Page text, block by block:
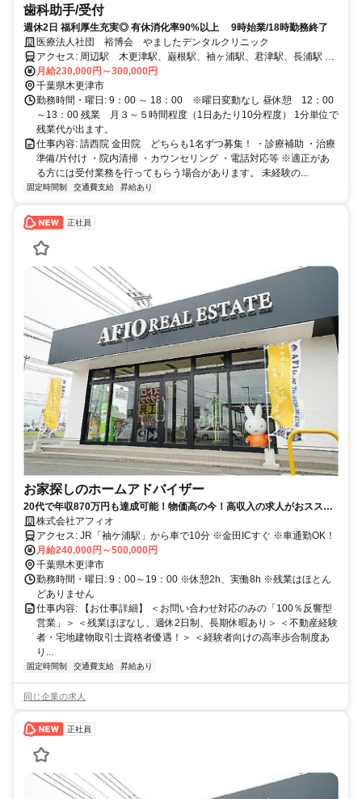
歯科助手/受付
週休2日 福利厚生充実◎ 有休消化率90%以上 9時始業/18時勤務終了
医療法人社団 裕博会 やましたデンタルクリニック
アクセス: 周辺駅 木更津駅、巌根駅、袖ヶ浦駅、君津駅、長浦駅 駅
から距離があるのでマイカー通勤（or 徒歩 or 自転車）の方がほとん
どです。
月給230,000円～300,000円
千葉県木更津市
勤務時間・曜日: 9：00 ～ 18：00 ※曜日変動なし 昼休憩 12：00
～13：00 残業 月３～５時間程度（1日あたり10分程度） 1分単位で
残業代が出ます。
仕事内容: 請西院 金田院 どちらも1名ずつ募集！ ・診療補助 ・治療
準備/片付け ・院内清掃 ・カウンセリング ・電話対応等 ※適正があ
る方には受付業務を行ってもらう場合があります。 未経験の...
固定時間制 交通費支給 昇給あり
正社員
お家探しのホームアドバイザー
20代で年収870万円も達成可能！物価高の今！高収入の求人がおススメ
◎あなたのキャリアチェンジをサポートします。稼げる環境をスタッフ
全員でご用意致します。ノルマなし＆千葉県内屈指の高インセンティブ
の不動産会社です。
株式会社アフィオ
アクセス: JR「袖ケ浦駅」から車で10分 ※金田ICすぐ ※車通勤OK！
月給240,000円～500,000円
千葉県木更津市
勤務時間・曜日: 9：00～19：00 ※休憩2h、実働8h ※残業はほとん
どありません
仕事内容: 【お仕事詳細】 ＜お問い合わせ対応のみの「100％反響型
営業」＞ ＜残業ほぼなし、週休2日制、長期休暇あり＞ ＜不動産経験
者・宅地建物取引士資格者優遇！＞ ＜経験者向けの高率歩合制度あ
り...
固定時間制 交通費支給 昇給あり
同じ企業の求人
正社員